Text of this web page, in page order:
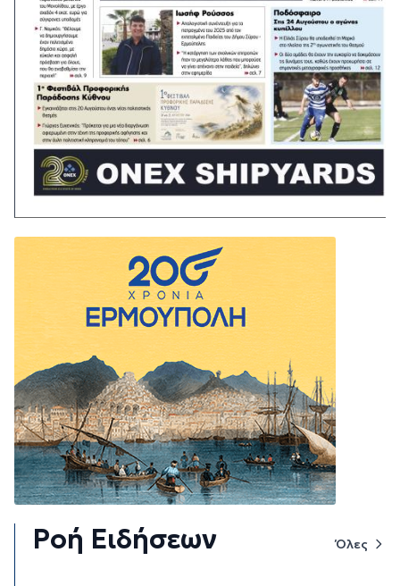
Ροή Ειδήσεων Όλες